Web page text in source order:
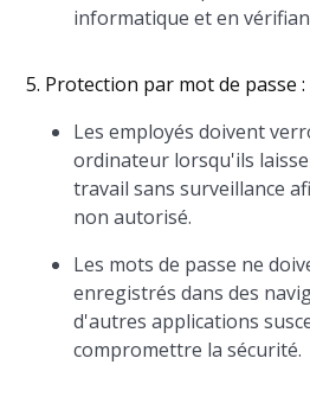
informatique et en
5. Protection par mot de passe :
Les employés doivent
ordinateur lorsqu'ils
travail sans surveillance
non autorisé.
Les mots de passe ne
enregistrés dans des
d'autres applications
compromettre la sécurité.